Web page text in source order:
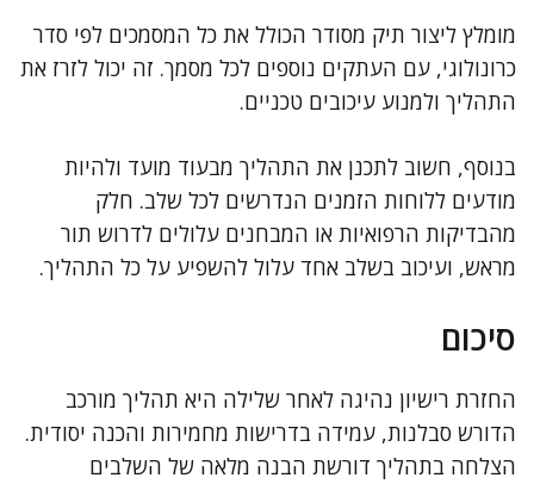
מומלץ ליצור תיק מסודר הכולל את כל המסמכים לפי סדר
כרונולוגי, עם העתקים נוספים לכל מסמך. זה יכול לזרז את
התהליך ולמנוע עיכובים טכניים.
בנוסף, חשוב לתכנן את התהליך מבעוד מועד ולהיות
מודעים ללוחות הזמנים הנדרשים לכל שלב. חלק
מהבדיקות הרפואיות או המבחנים עלולים לדרוש תור
מראש, ועיכוב בשלב אחד עלול להשפיע על כל התהליך.
סיכום
החזרת רישיון נהיגה לאחר שלילה היא תהליך מורכב
הדורש סבלנות, עמידה בדרישות מחמירות והכנה יסודית.
הצלחה בתהליך דורשת הבנה מלאה של השלבים